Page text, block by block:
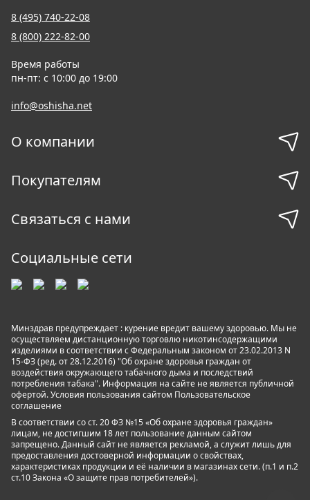
8 (495) 740-22-08
8 (800) 222-82-00
Время работы
пн-пт: с 10:00 до 19:00
info@oshisha.net
О компании
Покупателям
Связаться с нами
Социальные сети
Минздрав предупреждает : курение вредит вашему здоровью. Мы не
осуществляем дистанционную торговлю никотинсодержащими
изделиями в соответствии с Федеральным законом от 23.02.2013 N
15-ФЗ (ред. от 28.12.2016) "Об охране здоровья граждан от
воздействия окружающего табачного дыма и последствий
потребления табака". Информация на сайте не является публичной
офертой. Условия пользования сайтом Пользовательское
соглашение
В соответствии со ст. 20 ФЗ №15 «Об охране здоровья граждан»
лицам, не достигшим 18 лет пользование данным сайтом
запрещено. Данный сайт не является рекламой, а служит лишь для
предоставления достоверной информации о свойствах,
характеристиках продукции и её наличии в магазинах сети. (п.1 и п.2
ст.10 Закона «О защите прав потребителей»).